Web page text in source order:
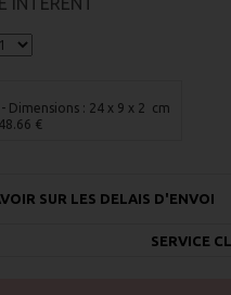
- Dimensions : 24 x 9 x 2 cm
€
SUR LES DELAIS D'ENVOI
SERVICE